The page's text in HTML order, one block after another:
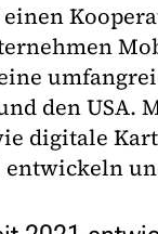
den USA.
digitale
entwickeln